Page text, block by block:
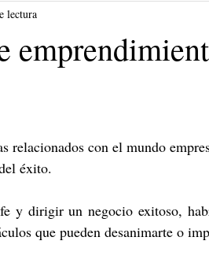
lectura
relacionados con el mundo
éxito.
y dirigir un negocio exitoso,
que pueden desanimarte o